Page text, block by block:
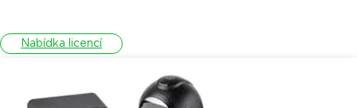
Nabídka licencí